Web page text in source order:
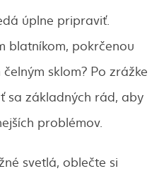
úplne pripraviť.
blatníkom, pokrčenou
sklom? Po zrážke
sa základných rád, aby
problémov.
svetlá, oblečte si